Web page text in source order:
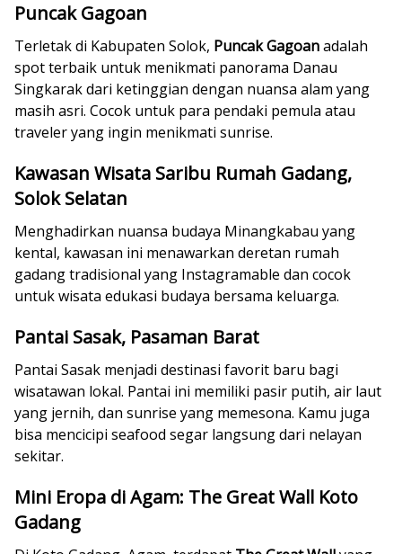
Puncak Gagoan
Terletak di Kabupaten Solok, Puncak Gagoanadalah
spot terbaik untuk menikmati panorama Danau
Singkarak dari ketinggian dengan nuansa alam yang
masih asri. Cocok untuk para pendaki pemula atau
traveler yang ingin menikmati sunrise.
Kawasan Wisata Saribu Rumah Gadang,
Solok Selatan
Menghadirkan nuansa budaya Minangkabau yang
kental, kawasan ini menawarkan deretan rumah
gadang tradisional yang Instagramable dan cocok
untuk wisata edukasi budaya bersama keluarga.
Pantai Sasak, Pasaman Barat
Pantai Sasak menjadi destinasi favorit baru bagi
wisatawan lokal. Pantai ini memiliki pasir putih, air laut
yang jernih, dan sunrise yang memesona. Kamu juga
bisa mencicipi seafood segar langsung dari nelayan
sekitar.
Mini Eropa di Agam: The Great Wall Koto
Gadang